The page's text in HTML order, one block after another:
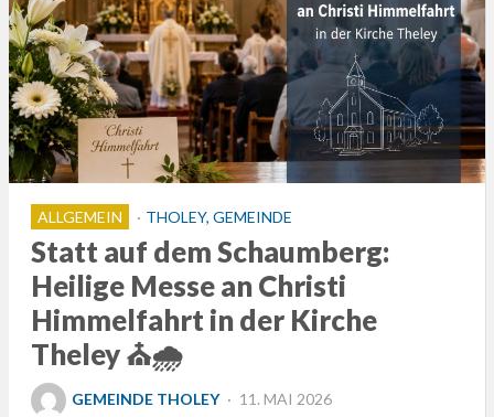
ALLGEMEIN THOLEY, GEMEINDE
Statt auf dem Schaumberg:
Heilige Messe an Christi
Himmelfahrt in der Kirche
Theley ⛪🌧️
GEMEINDE THOLEY
POSTED
11. MAI 2026